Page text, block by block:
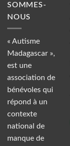
SOMMES-
NOUS
« Autisme
Madagascar »,
est une
association de
bénévoles qui
répond à un
contexte
national de
manque de